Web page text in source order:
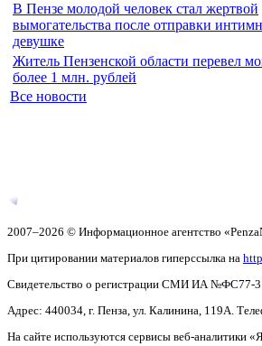
В Пензе молодой человек стал жертвой
вымогательства после отправки
девушке
Житель Пензенской области перевел
более 1 млн. рублей
Все новости
2007–2026 © Информационное агентство
При цитировании материалов гиперссылка на
Свидетельство о регистрации СМИ ИА №ФС77-
Адрес: 440034, г. Пенза, ул. Калинина, 119А.
На сайте используются сервисы веб-аналитики